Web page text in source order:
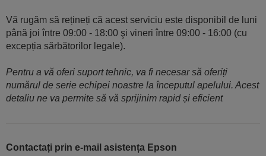
Vă rugăm să rețineți că acest serviciu este disponibil de luni
până joi între 09:00 - 18:00 şi vineri între 09:00 - 16:00 (cu
excepția sărbătorilor legale).
Pentru a vă oferi suport tehnic, va fi necesar să oferiți
numărul de serie echipei noastre la începutul apelului. Acest
detaliu ne va permite să vă sprijinim rapid și eficient
Contactați prin e-mail asistența Epson